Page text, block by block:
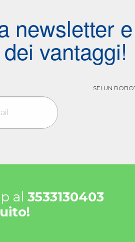
newsletter
dei vantaggi!
SEI UN
al 3533130403